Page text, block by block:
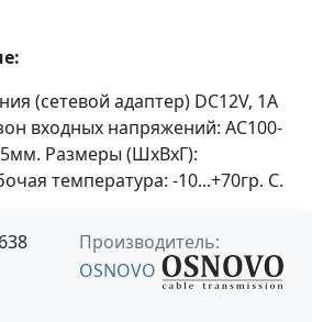
(сетевой адаптер) DC12V, 1A
входных напряжений: AC100-
Размеры (ШхВхГ):
температура: -10...+70гр. С.
Производитель:
OSNOVO